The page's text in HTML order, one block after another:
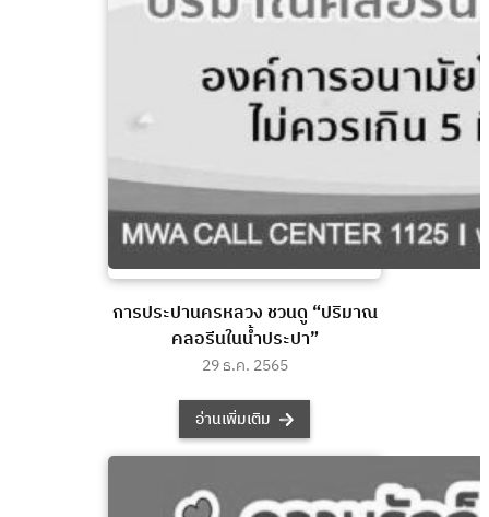
การประปานครหลวง ชวนดู “ปริมาณ
คลอรีนในน้ำประปา”
29 ธ.ค. 2565
อ่านเพิ่มเติม